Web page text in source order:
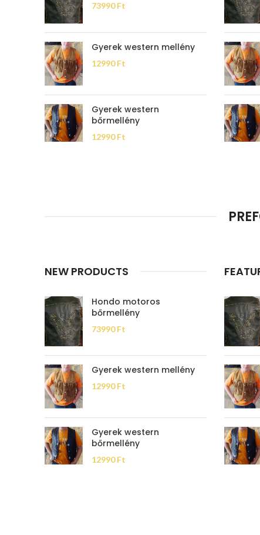
73990Ft
Gyerek western mellény
12990Ft
Gyerek western
bőrmellény
12990Ft
NEW PRODUCTS
Hondo motoros
bőrmellény
73990Ft
Gyerek western mellény
12990Ft
Gyerek western
bőrmellény
12990Ft